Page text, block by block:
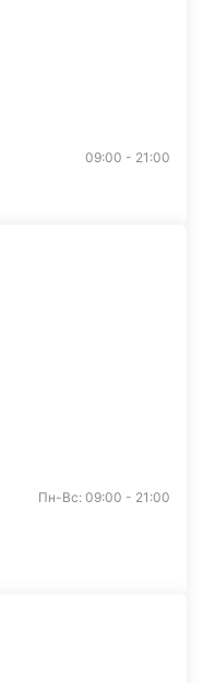
09:00 - 21:00
Пн-Вс: 09:00 - 21:00